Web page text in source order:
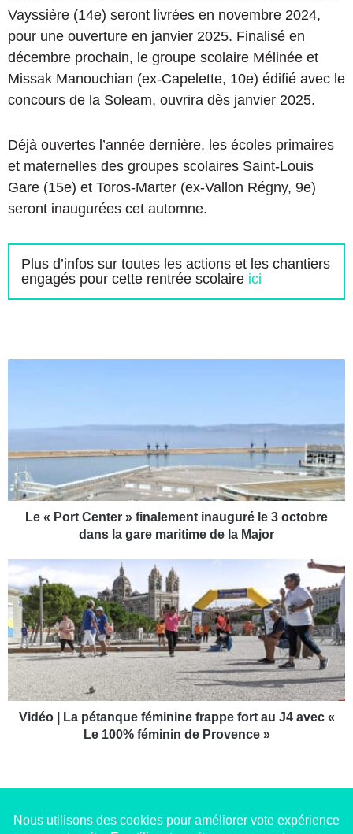
Vayssière (14e) seront livrées en novembre 2024,
pour une ouverture en janvier 2025. Finalisé en
décembre prochain, le groupe scolaire Mélinée et
Missak Manouchian (ex-Capelette, 10e) édifié avec le
concours de la Soleam, ouvrira dès janvier 2025.
Déjà ouvertes l’année dernière, les écoles primaires
et maternelles des groupes scolaires Saint-Louis
Gare (15e) et Toros-Marter (ex-Vallon Régny, 9e)
seront inaugurées cet automne.
Plus d’infos sur toutes les actions et les chantiers
engagés pour cette rentrée scolaire ici
o
r
C
e
r
»
f
i
n
a
m
u
Le « Port Center » finalement inauguré le 3 octobre
dans la gare maritime de la Major
V
i
d
é
o
|
a
p
e
Vidéo | La pétanque féminine frappe fort au J4 avec «
Le 100% féminin de Provence »